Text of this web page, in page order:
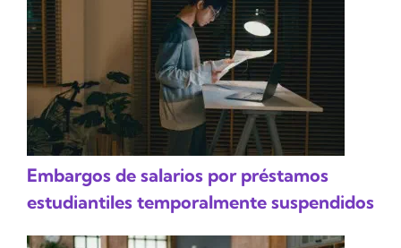
Embargos de salarios por préstamos
estudiantiles temporalmente suspendidos